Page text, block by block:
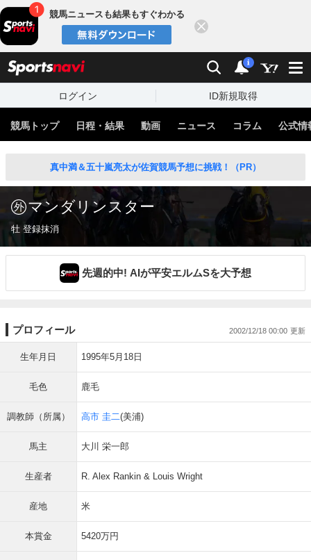
競馬ニュースも結果もすぐわかる
検索 通知
i
ログイン ID新規取得
競馬トップ 日程・結果 動画 ニュース コラム 公式情
真中満＆五十嵐亮太が佐賀競馬予想に挑戦！（PR）
マンダリンスター
牡 登録抹消
先週的中! AIが平安エルムSを大予想
プロフィール 2002/12/18 00:00
生年月日 1995年5月18日
毛色 鹿毛
調教師（所属） 高市 圭二(美浦)
馬主 大川 栄一郎
生産者 R. Alex Rankin & Louis Wright
産地 米
本賞金 5420万円